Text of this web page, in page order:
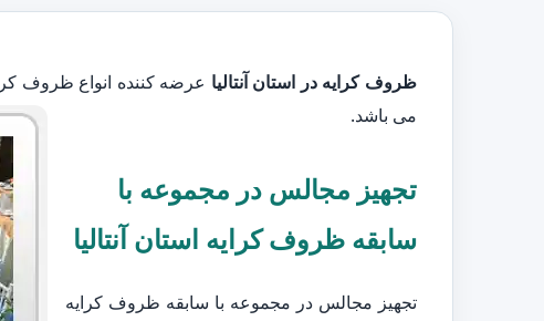
ظروف کرایه در استان آنتالیا
می باشد.
تجهیز مجالس در مجموعه با
سابقه ظروف کرایه استان آنتالیا
تجهیز مجالس در مجموعه با سابقه ظروف کرایه